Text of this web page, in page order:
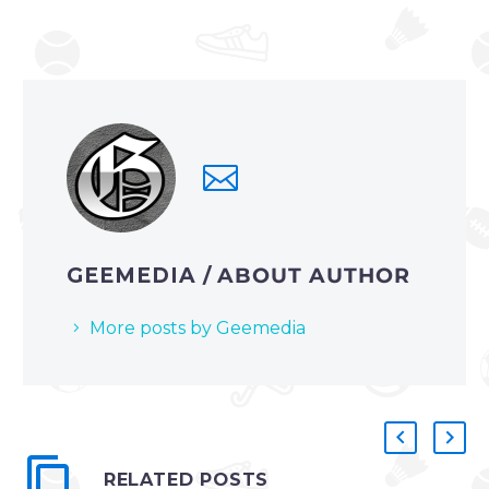
GEEMEDIA / ABOUT AUTHOR
More posts by Geemedia
RELATED POSTS